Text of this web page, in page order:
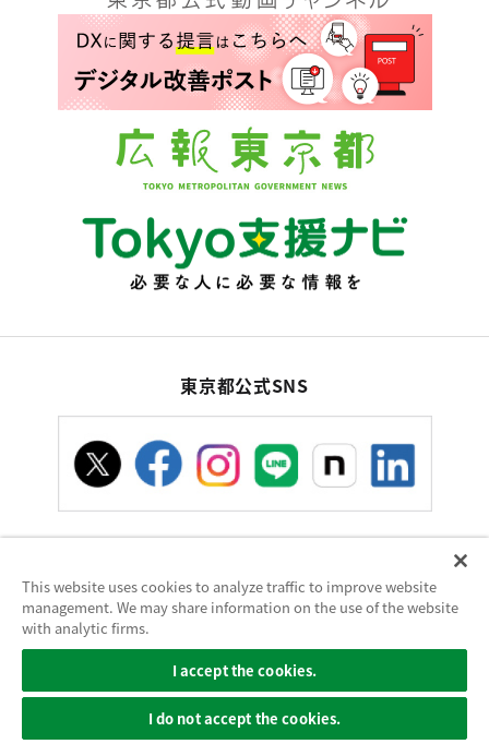
東京都公式SNS
お問い合わせサイトポリシー使い方ヘルプ
サイトマップ
東京都庁：〒163-8001 東京都新宿区西新宿2-8-1 電話：03-5321-1111（代
Copyright (C) Tokyo Metropolitan Government. All Rights Reserved.
This website uses cookies to analyze traffic to improve website
management. We may share information on the use of the website
with analytic firms.
I accept the cookies.
I do not accept the cookies.